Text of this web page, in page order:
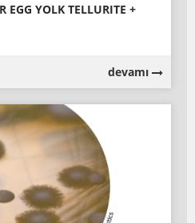
EGG YOLK TELLURITE +
devamı